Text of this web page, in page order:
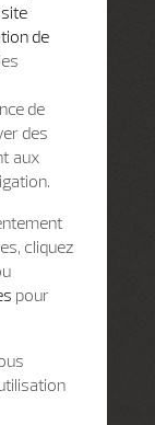
site
de
de
des
aux
cliquez
pour